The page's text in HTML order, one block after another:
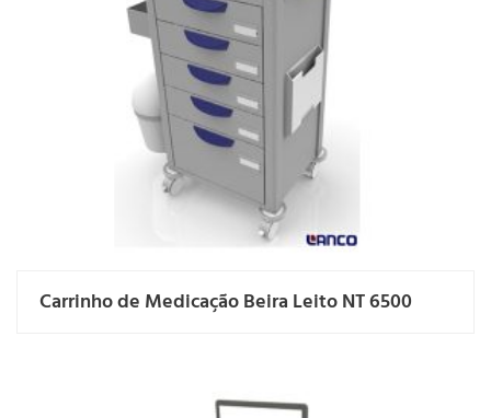
Carrinho de Medicação Beira Leito NT 6500